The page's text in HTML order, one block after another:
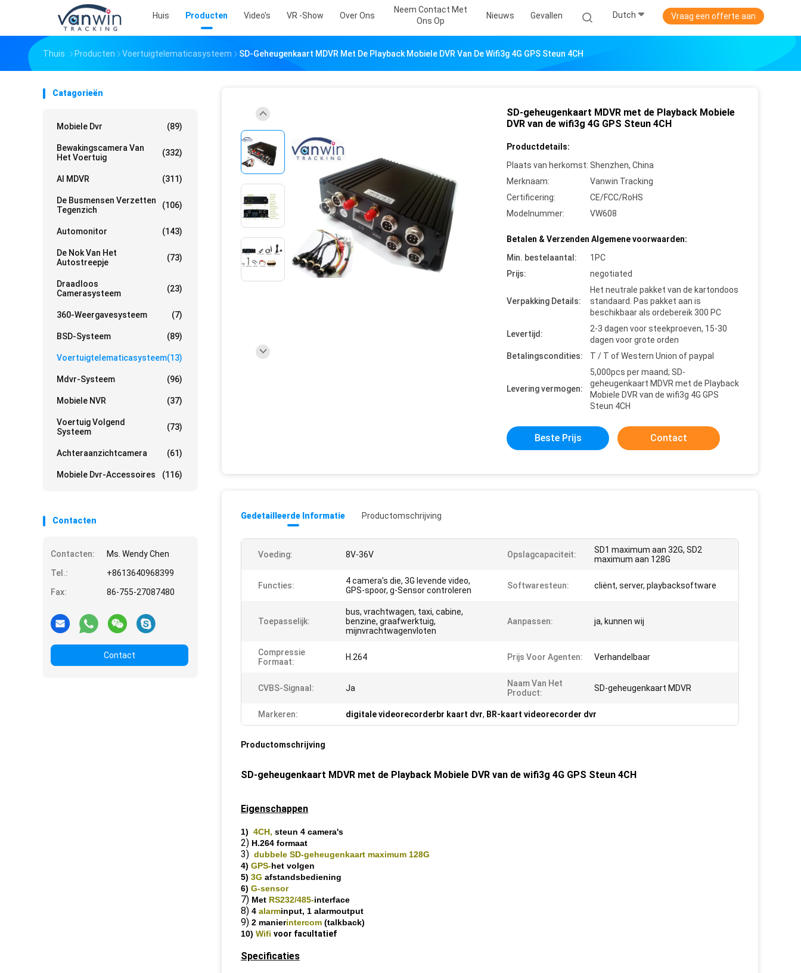
Huis Producten Video's VR -show Over Ons
Neem Contact Met
Ons Op
Nieuws Gevallen Dutch Vraag een offerte aan
Thuis Producten Voertuigtelematicasysteem SD-Geheugenkaart MDVR Met De Playback Mobiele DVR Van De Wifi3g 4G GPS Steun 4CH
Catagorieën
Mobiele Dvr (89)
Bewakingscamera Van
Het Voertuig
(332)
AI MDVR (311)
De Busmensen Verzetten
Tegenzich
(106)
Automonitor (143)
De Nok Van Het
Autostreepje
(73)
Draadloos
Camerasysteem
(23)
360-Weergavesysteem (7)
BSD-Systeem (89)
Voertuigtelematicasysteem(13)
Mdvr-Systeem (96)
Mobiele NVR (37)
Voertuig Volgend
Systeem
(73)
Achteraanzichtcamera (61)
Mobiele Dvr-Accessoires (116)
Contacten
Contacten:
Ms. Wendy Chen
Tel.:
+8613640968399
Fax:
86-755-27087480
Contact
SD-geheugenkaart MDVR met de Playback Mobiele
DVR van de wifi3g 4G GPS Steun 4CH
Productdetails:
Plaats van herkomst: Shenzhen, China
Merknaam:
Vanwin Tracking
Certificering:
CE/FCC/RoHS
Modelnummer:
VW608
Betalen & Verzenden Algemene voorwaarden:
Min. bestelaantal:
1PC
Prijs:
negotiated
Verpakking Details:
Het neutrale pakket van de kartondoos
standaard. Pas pakket aan is
beschikbaar als ordebereik 300 PC
Levertijd:
2-3 dagen voor steekproeven, 15-30
dagen voor grote orden
Betalingscondities:
T / T of Western Union of paypal
Levering vermogen:
5,000pcs per maand; SD-
geheugenkaart MDVR met de Playback
Mobiele DVR van de wifi3g 4G GPS
Steun 4CH
Beste Prijs Contact
Gedetailleerde Informatie Productomschrijving
Voeding: 8V-36V Opslagcapaciteit:
SD1 maximum aan 32G, SD2
maximum aan 128G
Functies:
4 camera's die, 3G levende video,
GPS-spoor, g-Sensor controleren
Softwaresteun: cliënt, server, playbacksoftware
Toepasselijk:
bus, vrachtwagen, taxi, cabine,
benzine, graafwerktuig,
mijnvrachtwagenvloten
Aanpassen: ja, kunnen wij
Compressie
Formaat:
H.264 Prijs Voor Agenten: Verhandelbaar
CVBS-Signaal: Ja
Naam Van Het
Product:
SD-geheugenkaart MDVR
Markeren: digitale videorecorderbr kaart dvr, BR-kaart videorecorder dvr
Productomschrijving
SD-geheugenkaart MDVR met de Playback Mobiele DVR van de wifi3g 4G GPS Steun 4CH
Eigenschappen
1) 4CH, steun 4 camera's
2) H.264 formaat
3) dubbele SD-geheugenkaart maximum 128G
4) GPS-het volgen
5) 3G afstandsbediening
6) G-sensor
7) Met RS232/485-interface
8) 4 alarminput, 1 alarmoutput
9) 2 manierintercom (talkback)
10) Wifi voor facultatief
Specificaties